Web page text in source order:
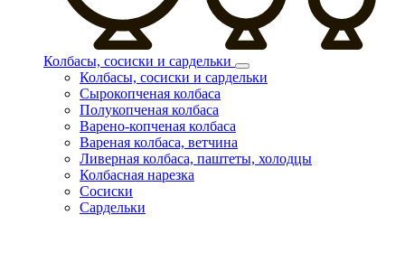
Колбасы, сосиски и сардельки
Колбасы, сосиски и сардельки
Сырокопченая колбаса
Полукопченая колбаса
Варено-копченая колбаса
Вареная колбаса, ветчина
Ливерная колбаса, паштеты, холодцы
Колбасная нарезка
Сосиски
Сардельки